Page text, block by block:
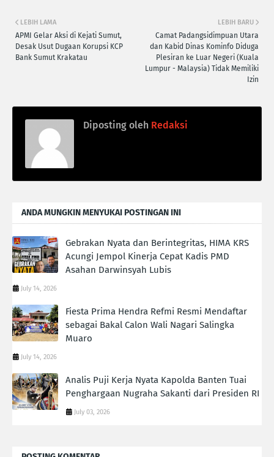
LEBIH BARU
Camat Padangsidimpuan Utara
dan Kabid Dinas Kominfo Diduga
Plesiran ke Luar Negeri (Kuala
Lumpur - Malaysia) Tidak Memiliki
Izin
LEBIH LAMA
APMI Gelar Aksi di Kejati Sumut,
Desak Usut Dugaan Korupsi KCP
Bank Sumut Krakatau
Diposting oleh Redaksi
ANDA MUNGKIN MENYUKAI POSTINGAN INI
Gebrakan Nyata dan Berintegritas, HIMA KRS
Acungi Jempol Kinerja Cepat Kadis PMD
Asahan Darwinsyah Lubis
July 14, 2026
Fiesta Prima Hendra Refmi Resmi Mendaftar
sebagai Bakal Calon Wali Nagari Salingka
Muaro
July 14, 2026
Analis Puji Kerja Nyata Kapolda Banten Tuai
Penghargaan Nugraha Sakanti dari Presiden RI
July 03, 2026